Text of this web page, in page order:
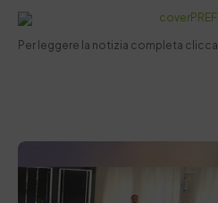
Per leggere la notizia completa clicca